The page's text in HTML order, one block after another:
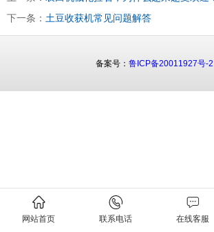
下一条： 土豆收获机常见问题解答
网站首页 联系电话 在线客服
备案号： 鲁ICP备20011927号-2